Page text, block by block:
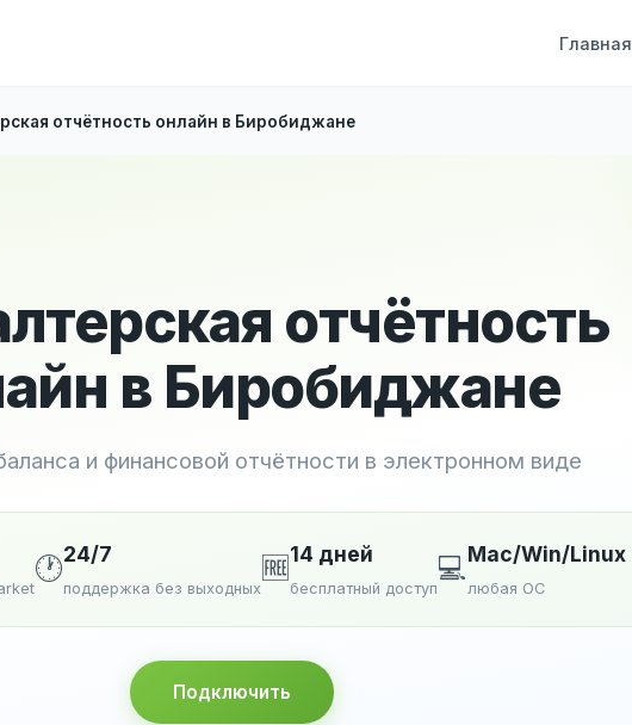
Главная
отчётность онлайн в Биробиджане
отчётность
в Биробиджане
и финансовой отчётности в электронном виде
🕐24/7
поддержка без выходных
🆓14 дней
бесплатный доступ
💻Mac/Win/Linux
любая ОС
Подключить